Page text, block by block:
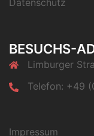
Datenschutz
BESUCHS-
Limburger
Telefon: +49
Impressum